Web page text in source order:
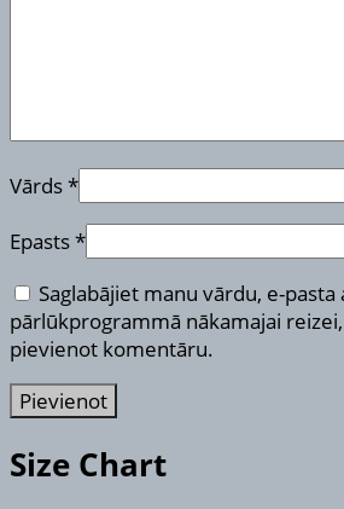
Vārds*
Epasts*
Saglabājiet manu vārdu, e-
pārlūkprogrammā nākamajai
pievienot komentāru.
Size Chart